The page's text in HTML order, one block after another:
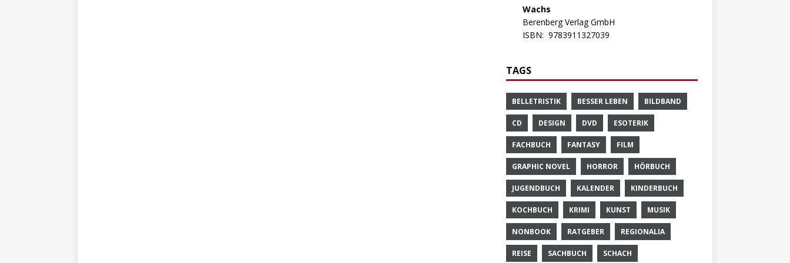
Wachs
Berenberg Verlag GmbH
ISBN: 9783911327039
TAGS
BELLETRISTIK BESSER LEBEN BILDBAND
CD DESIGN DVD ESOTERIK
FACHBUCH FANTASY FILM
GRAPHIC NOVEL HORROR HÖRBUCH
JUGENDBUCH KALENDER KINDERBUCH
KOCHBUCH KRIMI KUNST MUSIK
NONBOOK RATGEBER REGIONALIA
REISE SACHBUCH SCHACH